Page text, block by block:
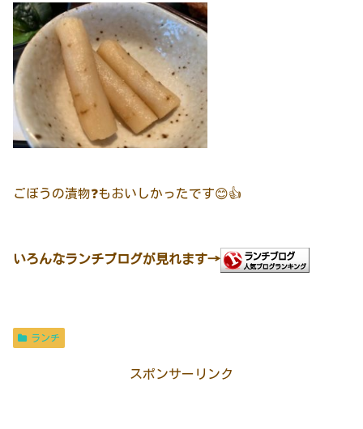
ごぼうの漬物❓もおいしかったです😊👍
いろんなランチブログが見れます→
ランチ
スポンサーリンク